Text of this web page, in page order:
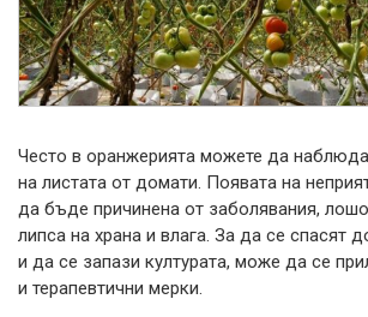
Често в оранжерията можете да
на листата от домати. Появата на
да бъде причинена от заболявания,
липса на храна и влага. За да се спасят
и да се запази културата, може да се
и терапевтични мерки.